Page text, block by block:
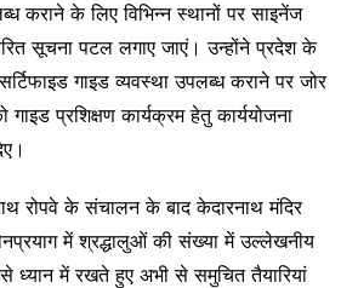
कराने के लिए विभिन्न स्थानों पर साइनेंज
सूचना पटल लगाए जाएं। उन्होंने प्रदेश के
गाइड व्यवस्था उपलब्ध कराने पर जोर
गाइड प्रशिक्षण कार्यक्रम हेतु कार्ययोजना
रोपवे के संचालन के बाद केदारनाथ मंदिर
में श्रद्धालुओं की संख्या में उल्लेखनीय
ध्यान में रखते हुए अभी से समुचित तैयारियां